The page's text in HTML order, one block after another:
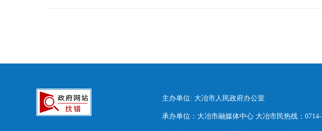
主办单位: 大冶市人民政府办公室
承办单位：大冶市融媒体中心 大冶市民热线：0714-